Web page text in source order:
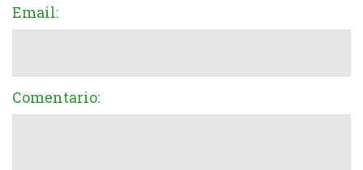
Email:
Comentario: